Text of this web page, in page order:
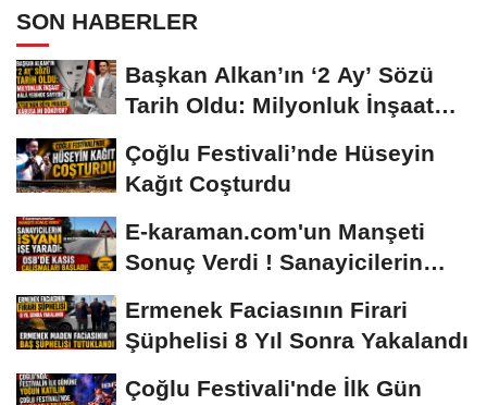
SON HABERLER
Başkan Alkan’ın ‘2 Ay’ Sözü
Tarih Oldu: Milyonluk İnşaat
Çoğlu Festivali’nde Hüseyin
Kağıt Coşturdu
E-karaman.com'un Manşeti
Sonuç Verdi ! Sanayicilerin
Ermenek Faciasının Firari
Şüphelisi 8 Yıl Sonra Yakalandı
Çoğlu Festivali'nde İlk Gün